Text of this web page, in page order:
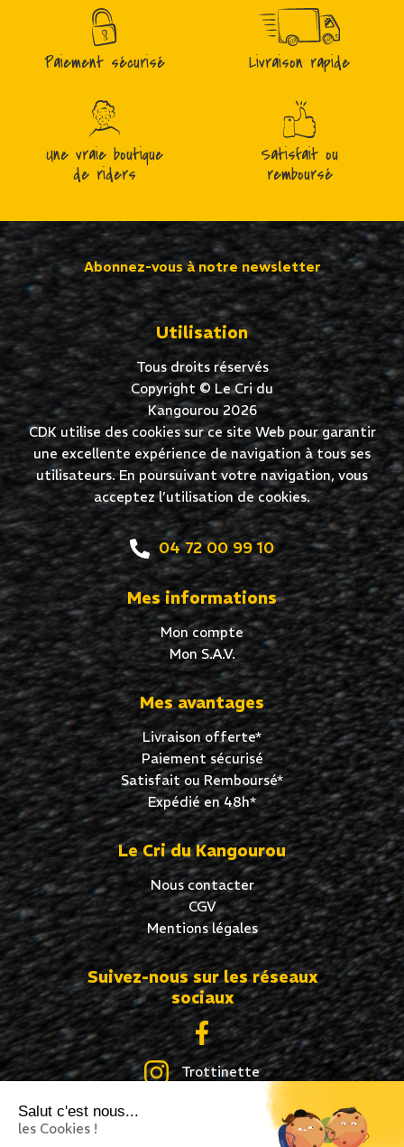
Salut c'est nous...
les Cookies !
Paiement sécurisé Livraison rapide
Une vraie boutique
de riders
Satisfait ou
remboursé
Abonnez-vous à notre newsletter
Utilisation
Tous droits réservés
Copyright © Le Cri du
Kangourou 2026
CDK utilise des cookies sur ce site Web pour garantir
une excellente expérience de navigation à tous ses
utilisateurs. En poursuivant votre navigation, vous
acceptez l’utilisation de cookies.
04 72 00 99 10
Mes informations
Mon compte
Mon S.A.V.
Mes avantages
Livraison offerte*
Paiement sécurisé
Satisfait ou Remboursé*
Expédié en 48h*
Le Cri du Kangourou
Nous contacter
CGV
Mentions légales
Suivez-nous sur les réseaux
sociaux
Trottinette